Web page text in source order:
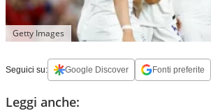
Getty Images
Seguici su: Google Discover Fonti preferite
Leggi anche: